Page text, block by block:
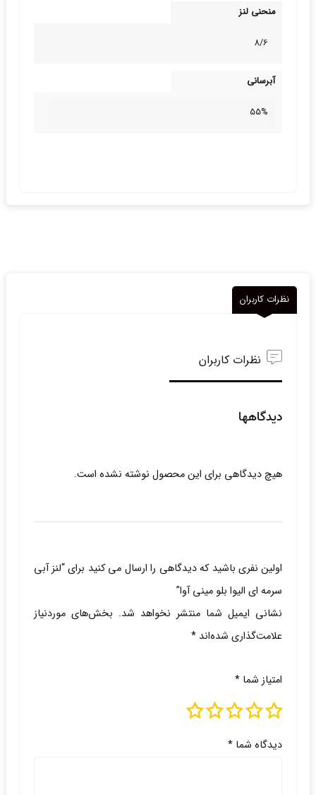
منحنی لنز
8/6
آبرسانی
55%
نظرات کاربران
نظرات کاربران
دیدگاهها
هیچ دیدگاهی برای این محصول نوشته نشده است.
اولین نفری باشید که دیدگاهی را ارسال می کنید برای “لنز آبی
سرمه ای الیوا بلو مینی آوا”
نشانی ایمیل شما منتشر نخواهد شد. بخش‌های موردنیاز
علامت‌گذاری شده‌اند *
امتیاز شما *
دیدگاه شما *